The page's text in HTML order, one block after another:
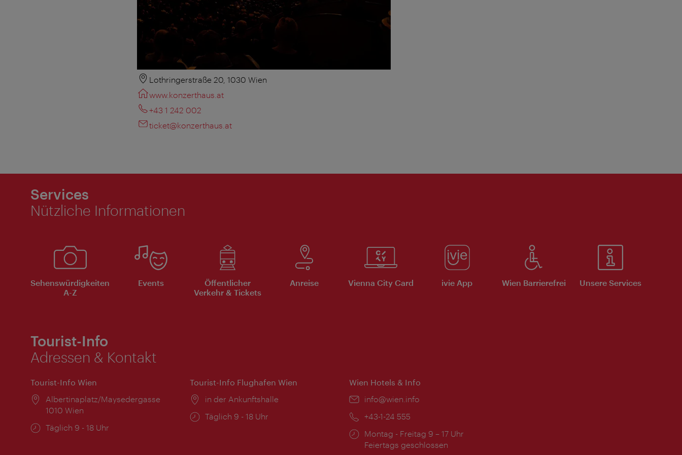
Lothringerstraße 20, 1030 Wien
www.konzerthaus.at
+43 1 242 002
ticket@konzerthaus.at
Services
Nützliche Informationen
Sehenswürdigkeiten
A-Z
Events
Öffentlicher
Verkehr & Tickets
Anreise Vienna City Card ivie App Wien Barrierefrei Unsere Services
Tourist-Info
Adressen & Kontakt
Tourist-Info Wien
Ort:
Albertinaplatz/Maysedergasse
1010 Wien
Öffnungszeiten:
Täglich 9 - 18 Uhr
Tourist-Info Flughafen Wien
Ort:
in der Ankunftshalle
Öffnungszeiten:
Täglich 9 - 18 Uhr
Wien Hotels & Info
Email:
info@wien.info
Telefon:
+43-1-24 555
Öffnungszeiten:
Montag - Freitag 9 – 17 Uhr
Feiertags geschlossen